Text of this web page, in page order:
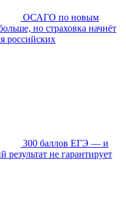
ОСАГО по новым
но страховка начнёт
российских
300 баллов ЕГЭ — и
не гарантирует